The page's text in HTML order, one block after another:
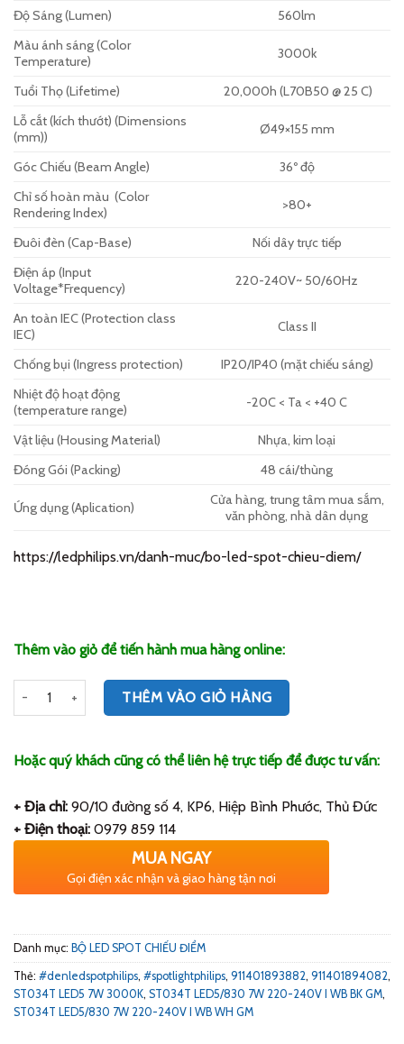
Độ Sáng (Lumen)
560lm
Màu ánh sáng (Color
Temperature)
3000k
Tuổi Thọ (Lifetime)
20,000h (L70B50 @ 25 C)
Lỗ cắt (kích thướt) (Dimensions
(mm))
Ø49×155 mm
Góc Chiếu (Beam Angle)
36º độ
Chỉ số hoàn màu (Color
Rendering Index)
>80+
Đuôi đèn (Cap-Base)
Nối dây trực tiếp
Điện áp (Input
Voltage*Frequency)
220-240V~ 50/60Hz
An toàn IEC (Protection class
IEC)
Class II
Chống bụi (Ingress protection)
IP20/IP40 (mặt chiếu sáng)
Nhiệt độ hoạt động
(temperature range)
-20C < Ta < +40 C
Vật liệu (Housing Material)
Nhựa, kim loại
Đóng Gói (Packing)
48 cái/thùng
Ứng dụng (Aplication)
Cửa hàng, trung tâm mua sắm,
văn phòng, nhà dân dụng
https://ledphilips.vn/danh-muc/bo-led-spot-chieu-diem/
Thêm vào giỏ để tiến hành mua hàng online:
Số lượng THÊM VÀO GIỎ HÀNG
Hoặc quý khách cũng có thể liên hệ trực tiếp để được tư vấn:
+ Địa chỉ: 90/10 đường số 4, KP6, Hiệp Bình Phước, Thủ Đức
+ Điện thoại: 0979 859 114
MUA NGAY
Gọi điện xác nhận và giao hàng tận nơi
Danh mục: BỘ LED SPOT CHIẾU ĐIỂM
Thẻ: #denledspotphilips, #spotlightphilips, 911401893882, 911401894082,
ST034T LED5 7W 3000K, ST034T LED5/830 7W 220-240V I WB BK GM,
ST034T LED5/830 7W 220-240V I WB WH GM